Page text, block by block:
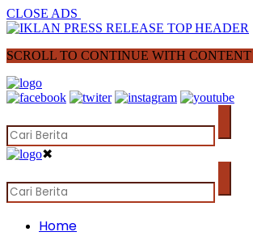
CLOSE ADS
SCROLL TO CONTINUE WITH CONTENT
✖
Home